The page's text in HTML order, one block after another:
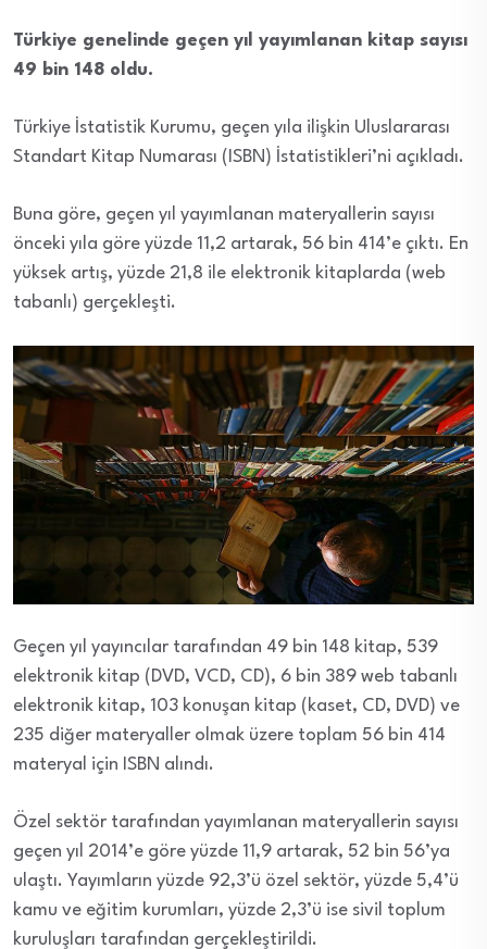
Türkiye genelinde geçen yıl yayımlanan kitap sayısı
49 bin 148 oldu.
Türkiye İstatistik Kurumu, geçen yıla ilişkin Uluslararası
Standart Kitap Numarası (ISBN) İstatistikleri’ni açıkladı.
Buna göre, geçen yıl yayımlanan materyallerin sayısı
önceki yıla göre yüzde 11,2 artarak, 56 bin 414’e çıktı. En
yüksek artış, yüzde 21,8 ile elektronik kitaplarda (web
tabanlı) gerçekleşti.
Geçen yıl yayıncılar tarafından 49 bin 148 kitap, 539
elektronik kitap (DVD, VCD, CD), 6 bin 389 web tabanlı
elektronik kitap, 103 konuşan kitap (kaset, CD, DVD) ve
235 diğer materyaller olmak üzere toplam 56 bin 414
materyal için ISBN alındı.
Özel sektör tarafından yayımlanan materyallerin sayısı
geçen yıl 2014’e göre yüzde 11,9 artarak, 52 bin 56’ya
ulaştı. Yayımların yüzde 92,3’ü özel sektör, yüzde 5,4’ü
kamu ve eğitim kurumları, yüzde 2,3’ü ise sivil toplum
kuruluşları tarafından gerçekleştirildi.